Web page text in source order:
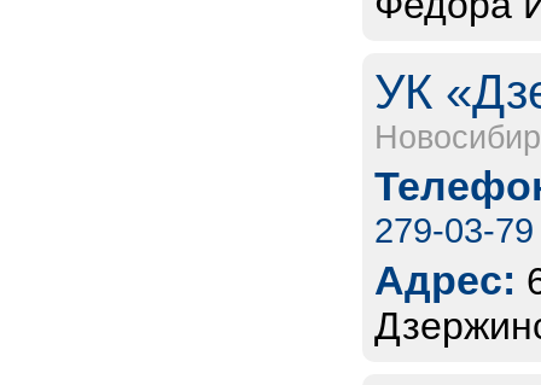
УК
279-03-79
Адрес: